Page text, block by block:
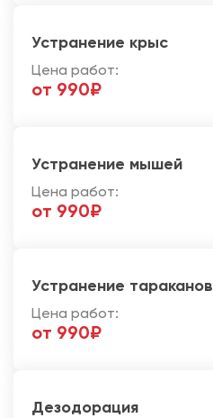
Устранение крыс
Цена работ:
от 990₽
Устранение мышей
Цена работ:
от 990₽
Устранение тараканов
Цена работ:
от 990₽
Дезодорация